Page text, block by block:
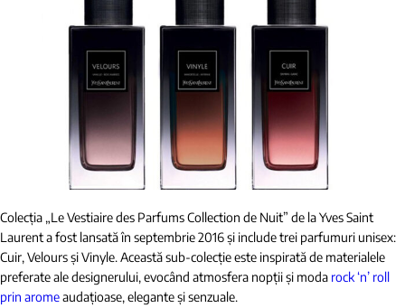
Colecția „Le Vestiaire des Parfums Collection de Nuit” de la Yves Saint
Laurent a fost lansată în septembrie 2016 și include trei parfumuri unisex:
Cuir, Velours și Vinyle. Această sub-colecție este inspirată de materialele
preferate ale designerului, evocând atmosfera nopții și moda rock ‘n’ roll
prin aromeaudațioase, elegante și senzuale.